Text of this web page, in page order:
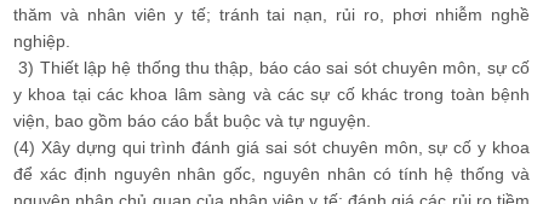
thăm và nhân viên y tế; tránh tai nạn, rủi ro, phơi nhiễm nghề
nghiệp.
3) Thiết lập hệ thống thu thập, báo cáo sai sót chuyên môn, sự cố
y khoa tại các khoa lâm sàng và các sự cố khác trong toàn bệnh
viện, bao gồm báo cáo bắt buộc và tự nguyện.
(4) Xây dựng qui trình đánh giá sai sót chuyên môn, sự cố y khoa
để xác định nguyên nhân gốc, nguyên nhân có tính hệ thống và